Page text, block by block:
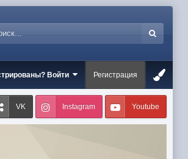
Войти Регистрация
VK Instagram Youtube